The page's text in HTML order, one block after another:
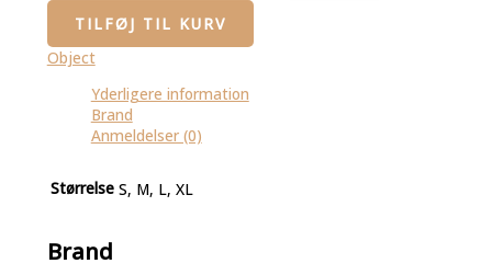
TILFØJ TIL KURV
Object
Yderligere information
Brand
Anmeldelser (0)
Størrelse S, M, L, XL
Brand